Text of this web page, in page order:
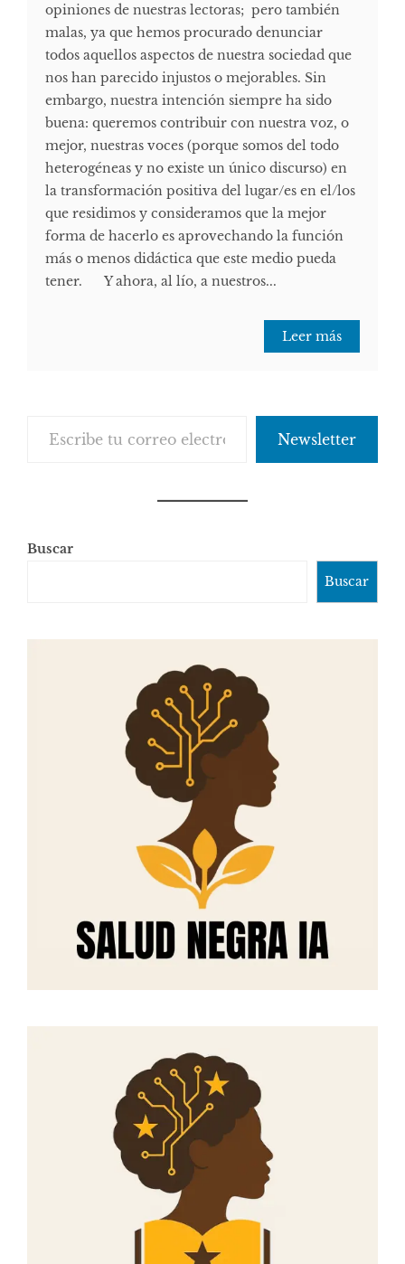
opiniones de nuestras lectoras; pero también
malas, ya que hemos procurado denunciar
todos aquellos aspectos de nuestra sociedad que
nos han parecido injustos o mejorables. Sin
embargo, nuestra intención siempre ha sido
buena: queremos contribuir con nuestra voz, o
mejor, nuestras voces (porque somos del todo
heterogéneas y no existe un único discurso) en
la transformación positiva del lugar/es en el/los
que residimos y consideramos que la mejor
forma de hacerlo es aprovechando la función
más o menos didáctica que este medio pueda
tener. Y ahora, al lío, a nuestros...
Leer más
Newsletter
Buscar
Buscar